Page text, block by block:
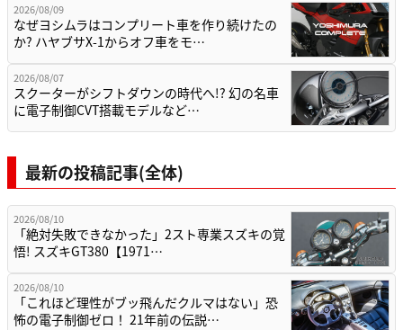
2026/08/09
なぜヨシムラはコンプリート車を作り続けたの
か? ハヤブサX-1からオフ車をモ…
2026/08/07
スクーターがシフトダウンの時代へ!? 幻の名車
に電子制御CVT搭載モデルなど…
最新の投稿記事(全体)
2026/08/10
「絶対失敗できなかった」2スト専業スズキの覚
悟! スズキGT380【1971…
2026/08/10
「これほど理性がブッ飛んだクルマはない」恐
怖の電子制御ゼロ！ 21年前の伝説…